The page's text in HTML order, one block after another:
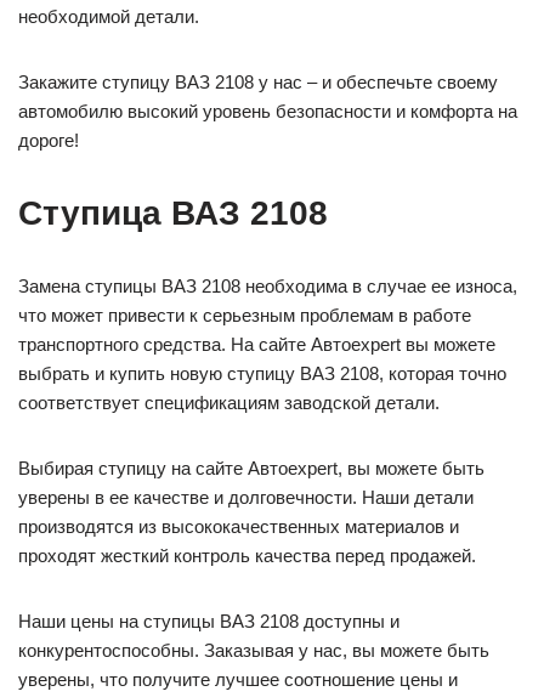
необходимой детали.
Закажите ступицу ВАЗ 2108 у нас – и обеспечьте своему
автомобилю высокий уровень безопасности и комфорта на
дороге!
Ступица ВАЗ 2108
Замена ступицы ВАЗ 2108 необходима в случае ее износа,
что может привести к серьезным проблемам в работе
транспортного средства. На сайте Автоexpert вы можете
выбрать и купить новую ступицу ВАЗ 2108, которая точно
соответствует спецификациям заводской детали.
Выбирая ступицу на сайте Автоexpert, вы можете быть
уверены в ее качестве и долговечности. Наши детали
производятся из высококачественных материалов и
проходят жесткий контроль качества перед продажей.
Наши цены на ступицы ВАЗ 2108 доступны и
конкурентоспособны. Заказывая у нас, вы можете быть
уверены, что получите лучшее соотношение цены и